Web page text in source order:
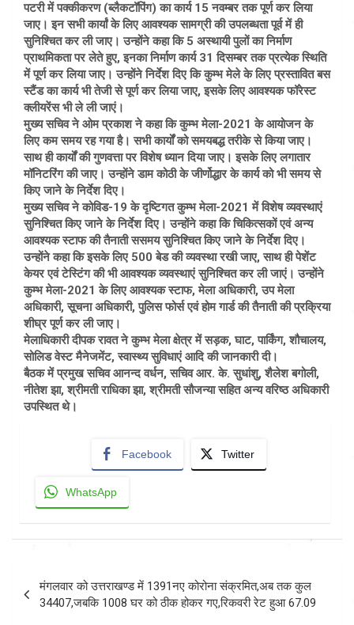
पटरी में पक्कीकरण (ब्लैकटॉपिंग) का कार्य 15 नवम्बर तक पूर्ण कर लिया
जाए। इन सभी कार्यां के लिए आवश्यक सामग्री की उपलब्धता पूर्व में ही
सुनिश्चित कर ली जाए। उन्होंने कहा कि 5 अस्थायी पुलों का निर्माण
प्राथमिकता पर लेते हुए, इनका निर्माण कार्य 31 दिसम्बर तक प्रत्येक स्थिति
में पूर्ण कर लिया जाए। उन्होंने निर्देश दिए कि कुम्भ मेले के लिए प्रस्तावित बस
स्टैंड का कार्य भी तेजी से पूर्ण कर लिया जाए, इसके लिए आवश्यक फॉरेस्ट
क्लीयरेंस भी ले ली जाएं।
मुख्य सचिव ने ओम प्रकाश ने कहा कि कुम्भ मेला-2021 के आयोजन के
लिए कम समय रह गया है। सभी कार्यों को समयबद्ध तरीके से किया जाए।
साथ ही कार्यों की गुणवत्ता पर विशेष ध्यान दिया जाए। इसके लिए लगातार
मॉनिटरिंग की जाए। उन्होंने डाम कोठी के जीर्णोद्धार के कार्य को भी समय से
किए जाने के निर्देश दिए।
मुख्य सचिव ने कोविड-19 के दृष्टिगत कुम्भ मेला-2021 में विशेष व्यवस्थाएं
सुनिश्चित किए जाने के निर्देश दिए। उन्होंने कहा कि चिकित्सकों एवं अन्य
आवश्यक स्टाफ की तैनाती ससमय सुनिश्चित किए जाने के निर्देश दिए।
उन्होंने कहा कि इसके लिए 500 बेड की व्यवस्था रखी जाए, साथ ही पेशेंट
केयर एवं टेस्टिंग की भी आवश्यक व्यवस्थाएं सुनिश्चित कर ली जाएं। उन्होंने
कुम्भ मेला-2021 के लिए आवश्यक स्टाफ, मेला अधिकारी, उप मेला
अधिकारी, सूचना अधिकारी, पुलिस फोर्स एवं होम गार्ड की तैनाती की प्रक्रिया
शीघ्र पूर्ण कर ली जाए।
मेलाधिकारी दीपक रावत ने कुम्भ मेला क्षेत्र में सड़क, घाट, पार्किंग, शौचालय,
सोलिड वेस्ट मैनेजमेंट, स्वास्थ्य सुविधाएं आदि की जानकारी दी।
बैठक में प्रमुख सचिव आनन्द वर्धन, सचिव आर. के. सुधांशु, शैलेश बगोली,
नीतेश झा, श्रीमती राधिका झा, श्रीमती सौजन्या सहित अन्य वरिष्ठ अधिकारी
उपस्थित थे।
Facebook Twitter
WhatsApp
Post
navigation
मंगलवार को उत्तराखण्ड में 1391नए कोरोना संक्रमित,अब तक कुल
34407,जबकि 1008 घर को ठीक होकर गए,रिकवरी रेट हुआ 67.09